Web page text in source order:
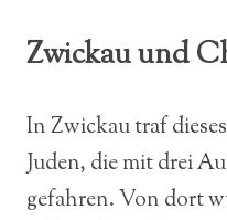
Zwickau und
In Zwickau traf
Juden, die mit drei
gefahren. Von dort